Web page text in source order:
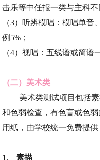
击乐等中任报一类与主科不
（3）听辨模唱：模唱单
例5%；
（4）视唱：五线谱或简谱
（二）美术类
美术类测试项目包括
和色弱检查，有色盲或色
用纸，由学校统一免费提
1、 素描